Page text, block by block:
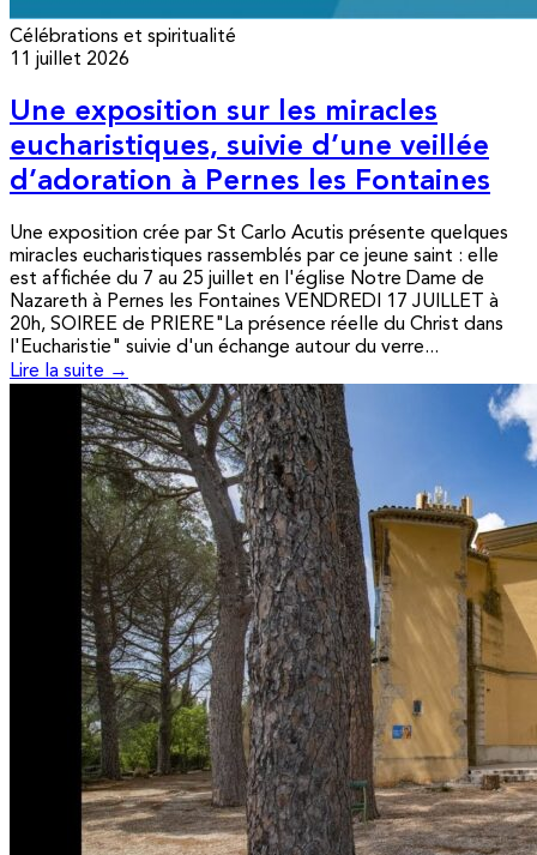
Célébrations et spiritualité
11 juillet 2026
Une exposition sur les miracles
eucharistiques, suivie d’une veillée
d’adoration à Pernes les Fontaines
Une exposition crée par St Carlo Acutis présente quelques
miracles eucharistiques rassemblés par ce jeune saint : elle
est affichée du 7 au 25 juillet en l'église Notre Dame de
Nazareth à Pernes les Fontaines VENDREDI 17 JUILLET à
20h, SOIREE de PRIERE"La présence réelle du Christ dans
l'Eucharistie" suivie d'un échange autour du verre...
Lire la suite →